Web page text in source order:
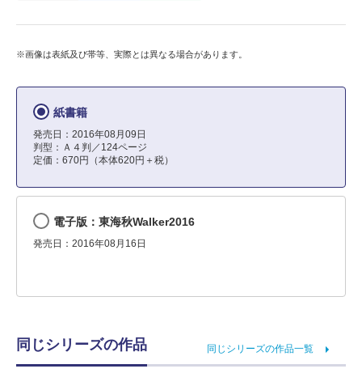
※画像は表紙及び帯等、実際とは異なる場合があります。
紙書籍
発売日：2016年08月09日
判型：Ａ４判／124ページ
定価：670円（本体620円＋税）
電子版：東海秋Walker2016
発売日：2016年08月16日
同じシリーズの作品 同じシリーズの作品一覧